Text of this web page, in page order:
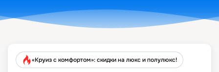
«Круиз с комфортом»: скидки на люкс и полулюкс!